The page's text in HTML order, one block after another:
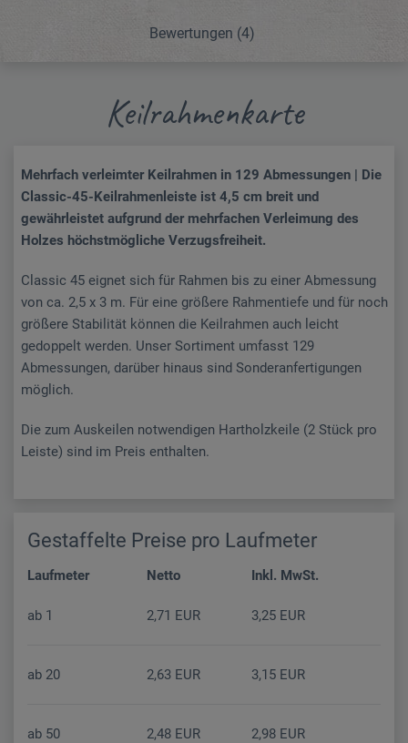
Bewertungen (4)
Keilrahmenkarte
Mehrfach verleimter Keilrahmen in 129 Abmessungen | Die
Classic-45-Keilrahmenleiste ist 4,5 cm breit und
gewährleistet aufgrund der mehrfachen Verleimung des
Holzes höchstmögliche Verzugsfreiheit.
Classic 45 eignet sich für Rahmen bis zu einer Abmessung
von ca. 2,5 x 3 m. Für eine größere Rahmentiefe und für noch
größere Stabilität können die Keilrahmen auch leicht
gedoppelt werden. Unser Sortiment umfasst 129
Abmessungen, darüber hinaus sind Sonderanfertigungen
möglich.
Die zum Auskeilen notwendigen Hartholzkeile (2 Stück pro
Leiste) sind im Preis enthalten.
Gestaffelte Preise pro Laufmeter
Laufmeter Netto Inkl. MwSt.
ab 1 2,71 EUR 3,25 EUR
ab 20 2,63 EUR 3,15 EUR
ab 50 2,48 EUR 2,98 EUR